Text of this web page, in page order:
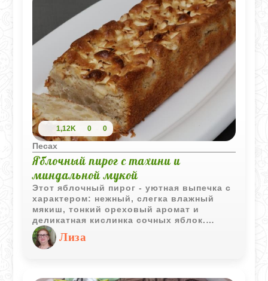
1,12K 0 0
Песах
Яблочный пирог с тахини и
миндальной мукой
Этот яблочный пирог - уютная выпечка с
характером: нежный, слегка влажный
мякиш, тонкий ореховый аромат и
деликатная кислинка сочных яблок.
Тахини здесь играет неочевидную, но
важную роль - она добавляет глубину
вкуса и делает текстуру особенно
Лиза